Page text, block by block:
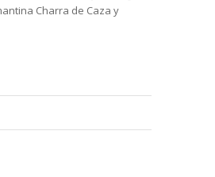
Charra de Caza y